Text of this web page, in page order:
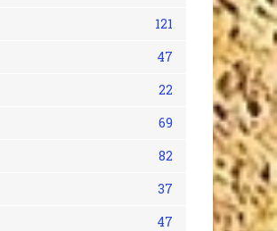
121
47
22
69
82
37
47